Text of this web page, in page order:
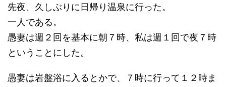
先夜、久しぶりに日帰り温泉に行った。
一人である。
愚妻は週２回を基本に朝７時、私は週１回で夜７時
ということにした。
愚妻は岩盤浴に入るとかで、７時に行って１２時ま